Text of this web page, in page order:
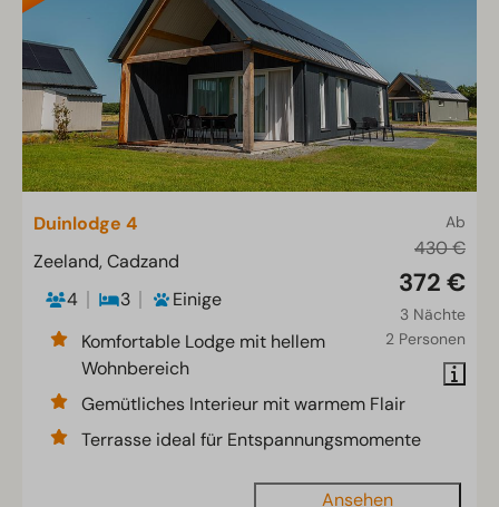
Ab
430 €
372 €
3 Nächte
2 Personen
Duinlodge 4
Zeeland, Cadzand
4
3
Einige
Komfortable Lodge mit hellem
Wohnbereich
Gemütliches Interieur mit warmem Flair
Terrasse ideal für Entspannungsmomente
Ansehen